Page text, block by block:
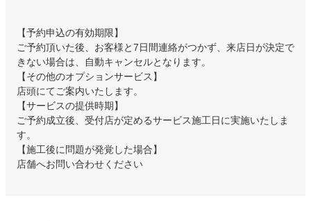
【予約申込の有効期限】
ご予約頂いた後、お客様と7日間連絡がつかず、来店日が決定で
きない場合は、自動キャンセルとなります。
【その他のオプションサービス】
店頭にてご案内いたします。
【サービスの提供時期】
ご予約成立後、受付店が定めるサービス施工日に実施いたしま
す。
【施工後に問題が発覚した場合】
店舗へお問い合わせください